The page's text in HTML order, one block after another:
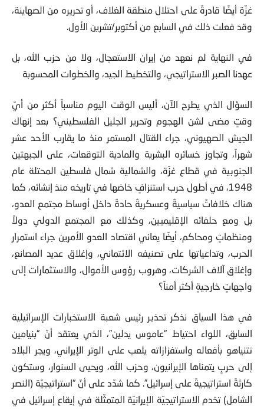
غزّة أيضًا قادرةٌ على احتلال منطقة الغلاف، أو تحريره من الصهاينة،
وقد فعلت ذلك في السابع من أكتوبر/تشرين الأول.
في النهاية لم نعهد من إيران الاستعجال، ولا من حزب الله، بل
عهدنا الصبر الاستراتيجي، والتخطيط الجيد، والخطوات المحسوبة
السؤال الذي يطرح الآن، أليس الوقت اليوم مناسباً أكثر من أيّ
وقتٍ مضى لشن الهجوم وتحرير الجليل الفلسطيني؟ بعد إنهاك
الجيش الصهيوني، جراء القتال المستمر منذ ما يقارب الأحد عشر
شهراً، وتجاوز خسائره البشرية والمادية التوقعات، على الجبهتين
الجنوبية في قطاع غزّة، والشمالية شمال فلسطين المحتلة عام
1948، في أطول حرب استنزافٍ خاضها في تاريخه منذ إنشائه، كما
هناك خلافاتٌ سياسيةٌ وعسكريةٌ حادةٌ داخل أوساط مجتمع العدو،
بل ومع حلفائه الإقليميين، وكذلك مع المجتمع الدولي دولاً
ومنظماتٍ ومحاكم، أيضًا يعاني اقتصاد العدو الأمرين جراء استمرار
الحرب، وتداعياتها على تصنيفه الائتماني، وإغلاق عديد المصانع،
وإغلاق آلاف الشركات، وهروب رؤوس الأموال، والاستثمارات إلى
واجهاتٍ خارجيةٍ أكثر أمناً؟
في هذا السياق نذكر تحذير رئيس شعبة الاستخبارات الإسرائيلية
السابق، اللواء احتياط “عاموس يدلين”، الذي يعتقد أنّ “بنيامين
نتنياهو بأفعاله واستفزازاته يلعب على الوتر الإيراني، ويجر البلاد
إلى حربٍ يتمناها الإيرانيون، وحزب الله، ويحيى السنوار، وستكون
كارثةً استراتيجيةً على إسرائيل”. كما شدّد على أنّ “استراتيجيّة (النصر
الشامل) تخدم الاستراتيجيّة الإيرانيّة المتمثّلة في إيقاع إسرائيل في